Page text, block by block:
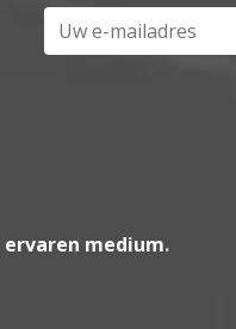
Uw e-mailadres
ervaren medium.